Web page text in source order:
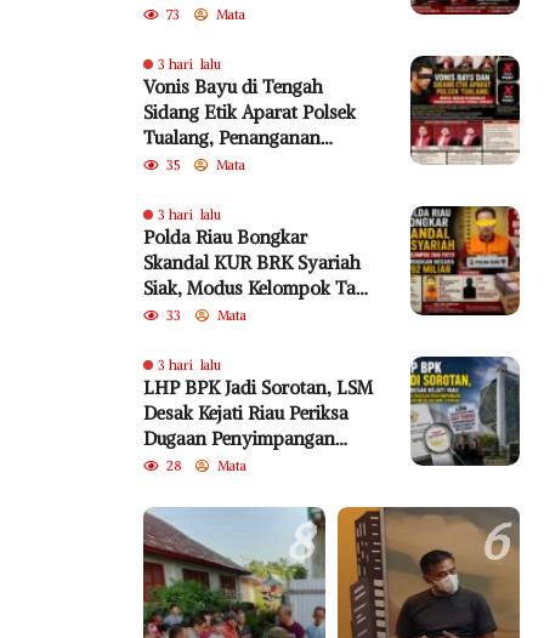
Akademik, dan SEMA No. 4
73 Mata
3 hari lalu
Vonis Bayu di Tengah
Sidang Etik Aparat Polsek
Tualang, Penanganan
Perkara Kembali Jadi
35 Mata
3 hari lalu
Polda Riau Bongkar
Skandal KUR BRK Syariah
Siak, Modus Kelompok Tani
Fiktif Diduga Rugikan
33 Mata
3 hari lalu
LHP BPK Jadi Sorotan, LSM
Desak Kejati Riau Periksa
Dugaan Penyimpangan
Program Bedelau BRK
28 Mata
8 6